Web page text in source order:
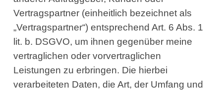
Vertragspartner (einheitlich bezeichnet als
„Vertragspartner“) entsprechend Art. 6 Abs. 1
lit. b. DSGVO, um ihnen gegenüber meine
vertraglichen oder vorvertraglichen
Leistungen zu erbringen. Die hierbei
verarbeiteten Daten, die Art, der Umfang und